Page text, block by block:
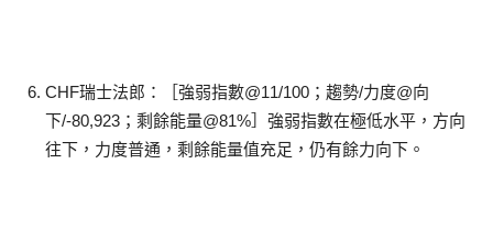
CHF瑞士法郎：［強弱指數@11/100；趨勢/力度@向
下/-80,923；剩餘能量@81%］強弱指數在極低水平，方向
往下，力度普通，剩餘能量值充足，仍有餘力向下。